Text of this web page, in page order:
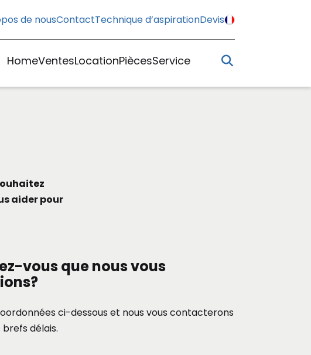
de nousContactTechnique d’aspirationDevis
HomeVentesLocationPiècesService
aider pour
vous que nous vous
ci-dessous et nous vous contacterons
délais.